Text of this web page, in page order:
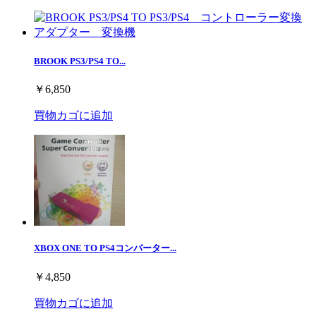
BROOK PS3/PS4 TO...
￥6,850
買物カゴに追加
XBOX ONE TO PS4コンバーター...
￥4,850
買物カゴに追加